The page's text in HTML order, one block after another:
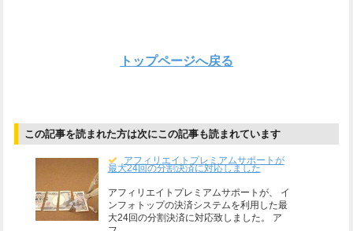
トップページへ戻る
この記事を読まれた方は次にこの記事も読まれています
アフィリエイトプレミアムサポートが
最大24回の分割決済に対応しました
アフィリエイトプレミアムサポートが、 イ
ンフォトップの決済システムを利用した最
大24回の分割決済に対応致しました。 ア